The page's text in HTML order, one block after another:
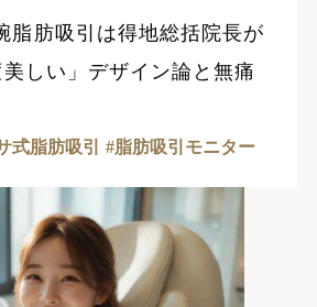
脂肪吸引は得地総括院長が
しい」デザイン論と無痛
式脂肪吸引 脂肪吸引モニター